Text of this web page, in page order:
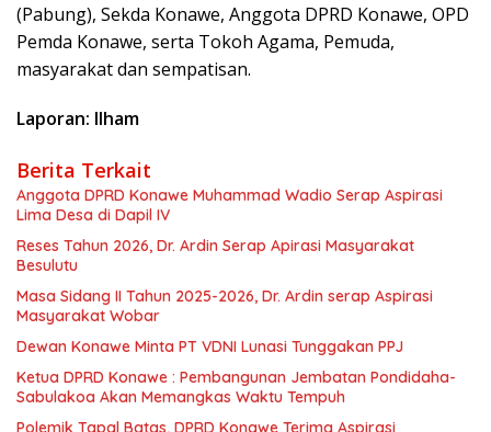
(Pabung), Sekda Konawe, Anggota DPRD Konawe, OPD
Pemda Konawe, serta Tokoh Agama, Pemuda,
masyarakat dan sempatisan.
Laporan: Ilham
Berita Terkait
Anggota DPRD Konawe Muhammad Wadio Serap Aspirasi
Lima Desa di Dapil IV
Reses Tahun 2026, Dr. Ardin Serap Apirasi Masyarakat
Besulutu
Masa Sidang II Tahun 2025-2026, Dr. Ardin serap Aspirasi
Masyarakat Wobar
Dewan Konawe Minta PT VDNI Lunasi Tunggakan PPJ
Ketua DPRD Konawe : Pembangunan Jembatan Pondidaha-
Sabulakoa Akan Memangkas Waktu Tempuh
Polemik Tapal Batas, DPRD Konawe Terima Aspirasi